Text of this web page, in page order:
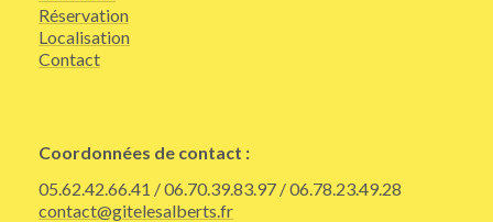
Réservation
Localisation
Contact
Coordonnées de contact :
05.62.42.66.41 / 06.70.39.83.97 / 06.78.23.49.28
contact@gitelesalberts.fr